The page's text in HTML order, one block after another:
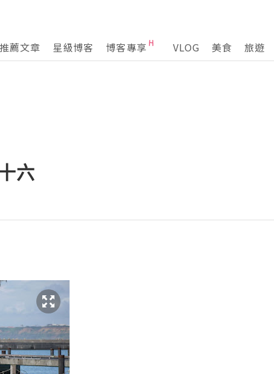
推薦文章 星級博客 博客專享 VLOG 美食 旅遊
六